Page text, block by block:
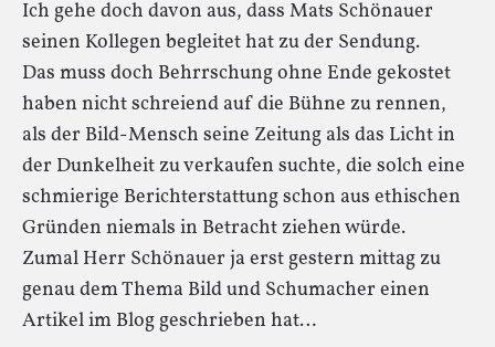
Ich gehe doch davon aus, dass Mats Schönauer
seinen Kollegen begleitet hat zu der Sendung.
Das muss doch Behrrschung ohne Ende gekostet
haben nicht schreiend auf die Bühne zu rennen,
als der Bild-Mensch seine Zeitung als das Licht in
der Dunkelheit zu verkaufen suchte, die solch eine
schmierige Berichterstattung schon aus ethischen
Gründen niemals in Betracht ziehen würde.
Zumal Herr Schönauer ja erst gestern mittag zu
genau dem Thema Bild und Schumacher einen
Artikel im Blog geschrieben hat…